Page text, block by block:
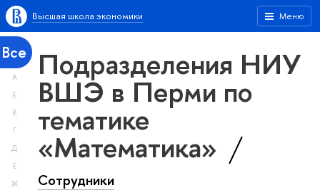
Меню
Высшая школа экономики
Все
А
Б
В
Г
Д
Е
Ж
Подразделения НИУ
ВШЭ в Перми по
тематике
«Математика»
Сотрудники